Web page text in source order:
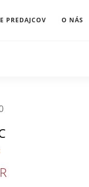
PREDAJCOV O NÁS